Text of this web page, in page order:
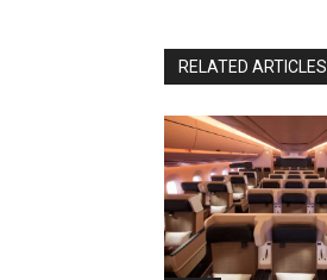
RELATED ARTICLES